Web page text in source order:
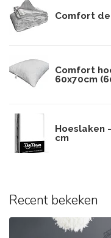
Comfort
Comfort
60x70cm
Hoeslaken
cm
Recent bekeken